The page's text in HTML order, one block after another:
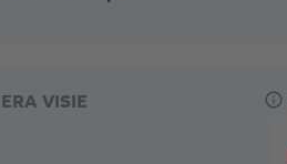
ERA VISIE